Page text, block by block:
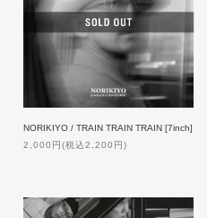
NORIKIYO / TRAIN TRAIN TRAIN [7inch]
2,000円(税込2,200円)